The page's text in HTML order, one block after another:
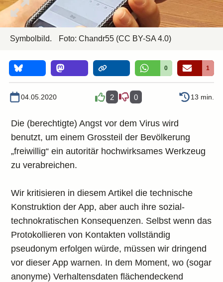
Symbolbild. Foto: Chandr55 (CC BY-SA 4.0)
0 1
04.05.2020 2 0 13 min.
Die (berechtigte) Angst vor dem Virus wird
benutzt, um einem Grossteil der Bevölkerung
„freiwillig“ ein autoritär hochwirksames Werkzeug
zu verabreichen.
Wir kritisieren in diesem Artikel die technische
Konstruktion der App, aber auch ihre sozial-
technokratischen Konsequenzen. Selbst wenn das
Protokollieren von Kontakten vollständig
pseudonym erfolgen würde, müssen wir dringend
vor dieser App warnen. In dem Moment, wo (sogar
anonyme) Verhaltensdaten flächendeckend